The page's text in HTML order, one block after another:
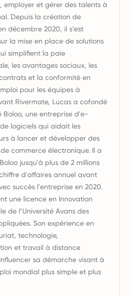
employer et gérer des talents à
Depuis la création de
décembre 2020, il s’est
la mise en place de solutions
simplifient la paie
les avantages sociaux, les
et la conformité en
pour les équipes à
Rivermate, Lucas a cofondé
une entreprise d'e-
logiciels qui aidait les
à lancer et développer des
commerce électronique. Il a
jusqu'à plus de 2 millions
d'affaires annuel avant
succès l'entreprise en 2020.
une licence en Innovation
de l’Université Avans des
Son expérience en
technologie,
et travail à distance
sa démarche visant à
mondial plus simple et plus